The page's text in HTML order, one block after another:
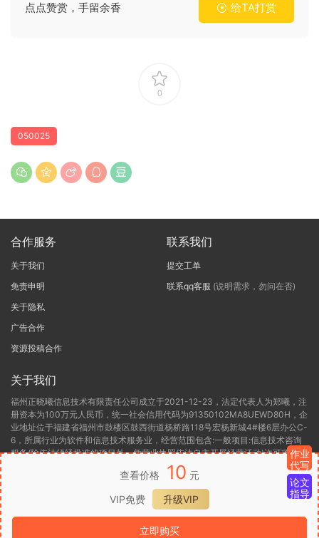
查看价格 10 元
VIP免费
升级VIP
立即购买
点点赞赏，手留余香 给TA打赏
0
050025
合作服务
关于我们
免责申明
关于隐私
广告合作
资源投稿合作
联系我们
提交工单
联系qq客服 (说明需求，勿问在否)
关于我们
福州正晓曦信息技术有限责任公司成立于2021-12-23，法定代表人为郑曦，注
册资本为100万元人民币，统一社会信用代码为91350102MA8UEWD80H，企
业地址位于福建省福州市鼓楼区鼓西街道杨桥路118号宏杨新城4#楼6层办公C-
6，所属行业为软件和信息技术服务业，经营范围包含:一般项目:信息技术咨询
服务(除依法须经批准的项目外，凭营业执照依法自主开展经营活动)许可项目:
第二类增值电信业务(依法须经批准的项目，经相关部门批准后方可开展经营活
动，具体经营项目以相关部门批准文件或许可证件为准)。福州正晓曦信息技术
有限责任公司目前的经营状态为存续(在营，开业、在册)。
闽ICP备2022000306号-1闽B2-20220416闽公网安备 35012302000136
号
作业
代写
论文
指导